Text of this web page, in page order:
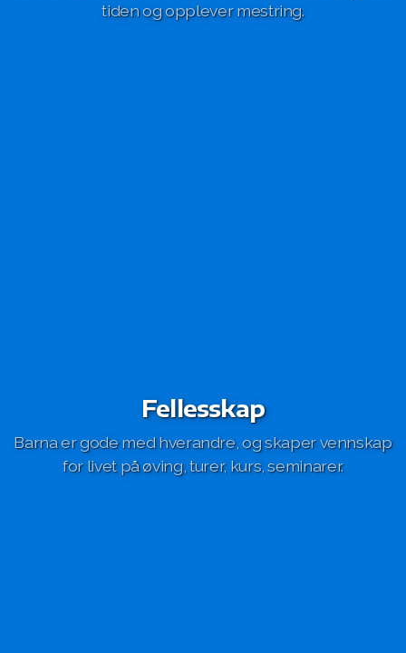
tiden og opplever mestring.
Fellesskap
Barna er gode med hverandre, og skaper vennskap
for livet på øving, turer, kurs, seminarer.